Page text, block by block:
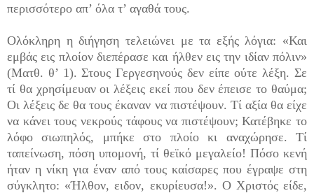
περισσότερο απ’ όλα τ’ αγαθά τους.
Ολόκληρη η διήγηση τελειώνει με τα εξής λόγια: «Και
εμβάς εις πλοίον διεπέρασε και ήλθεν εις την ιδίαν πόλιν»
(Ματθ. θ’ 1). Στους Γεργεσηνούς δεν είπε ούτε λέξη. Σε
τί θα χρησίμευαν οι λέξεις εκεί που δεν έπεισε το θαύμα;
Οι λέξεις δε θα τους έκαναν να πιστέψουν. Τί αξία θα είχε
να κάνει τους νεκρούς τάφους να πιστέψουν; Κατέβηκε το
λόφο σιωπηλός, μπήκε στο πλοίο κι αναχώρησε. Τί
ταπείνωση, πόση υπομονή, τί θεϊκό μεγαλείο! Πόσο κενή
ήταν η νίκη για έναν από τους καίσαρες που έγραψε στη
σύγκλητο: «Ήλθον, ειδον, εκυρίευσα!». Ο Χριστός είδε,